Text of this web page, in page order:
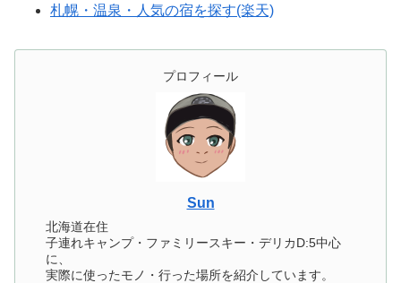
札幌・温泉・人気の宿を探す(楽天)
プロフィール
Sun
北海道在住
子連れキャンプ・ファミリースキー・デリカD:5中心
に、
実際に使ったモノ・行った場所を紹介しています。